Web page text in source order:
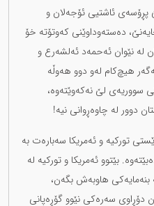
ئاشتیی ئۆجەلان و
دەستەوداوێنی کەوتۆتە خۆ
لە نێوان ئەحمەد ئەلشەرع و
هیچ‌كام لەو دوو هەوڵە
سووریەی لێ نەكەوێتەوە،
دوور لە چاوەڕوانی نیە!
تورکیە و ئەمریكا سەبارەت بە
بێتوو ئەمریكا و تورکیە لە
بنەمایەكی هاوبەش بگەن،
دۆڕاوی سەرەكی نێوو گۆڕەپانی